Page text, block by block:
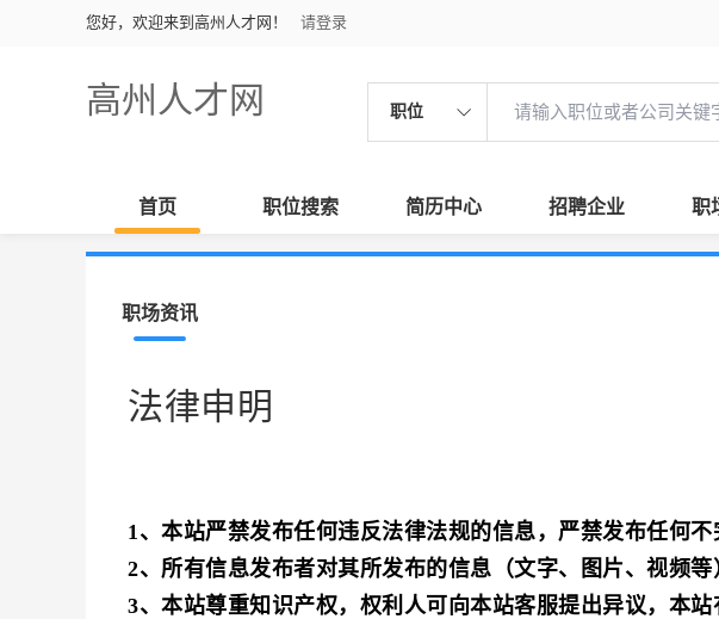
您好，欢迎来到高州人才网！ 请登录
高州人才网 职位
首页 职位搜索 简历中心 招聘企业 职
职场资讯
法律申明
1、本站严禁发布任何违反法律法规的信息，严禁发布任何不
2、所有信息发布者对其所发布的信息（文字、图片、视频等
3、本站尊重知识产权，权利人可向本站客服提出异议，本站